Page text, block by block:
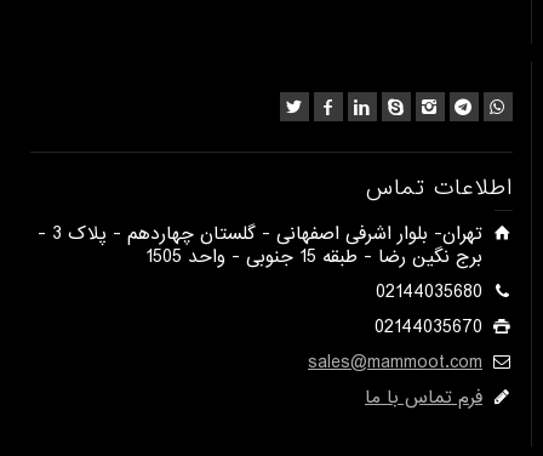
اطلاعات تماس
​تهران- بلوار اشرفی اصفهانی - گلستان چهاردهم - پلاک 3 -
برج نگین رضا - طبقه 15 جنوبی - واحد 1505​
02144035680
02144035670
sales@mammoot.com
فرم تماس با ما